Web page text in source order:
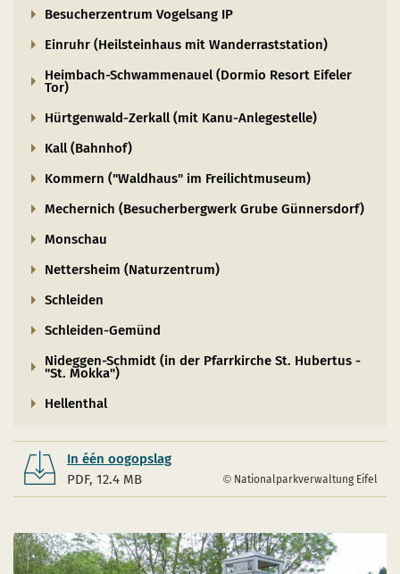
Sterrenpark
Bezienswaardigheden
Start- en ontmoetingspunten
nieuw venster)
in een nieuw venster)
in een nieuw venster)
Besucherzentrum Vogelsang IP
Einruhr (Heilsteinhaus mit Wanderraststation)
Heimbach-Schwammenauel (Dormio Resort Eifeler
Tor)
Hürtgenwald-Zerkall (mit Kanu-Anlegestelle)
Kall (Bahnhof)
Kommern ("Waldhaus" im Freilichtmuseum)
Mechernich (Besucherbergwerk Grube Günnersdorf)
Monschau
Nettersheim (Naturzentrum)
Schleiden
Schleiden-Gemünd
Nideggen-Schmidt (in der Pfarrkirche St. Hubertus -
"St. Mokka")
Hellenthal
In één oogopslag
PDF, 12.4 MB
Nationalparkverwaltung Eifel